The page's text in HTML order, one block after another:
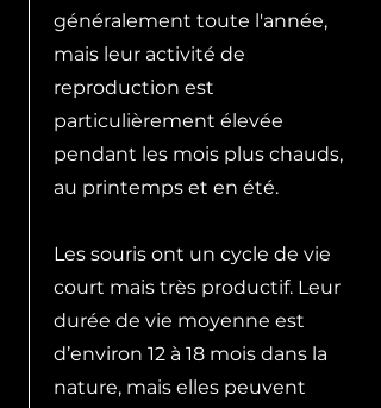
généralement toute l'année,
mais leur activité de
reproduction est
particulièrement élevée
pendant les mois plus chauds,
au printemps et en été.
Les souris ont un cycle de vie
court mais très productif. Leur
durée de vie moyenne est
d’environ 12 à 18 mois dans la
nature, mais elles peuvent